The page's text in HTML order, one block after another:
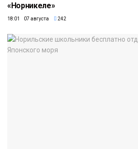
«Норникеле»
18:01 07 августа 242